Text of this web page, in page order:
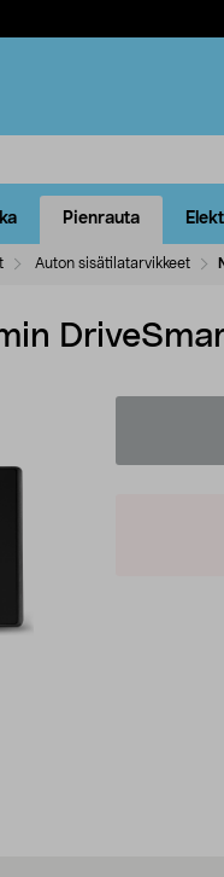
Pienrauta
Auton sisätilatarvikkeet